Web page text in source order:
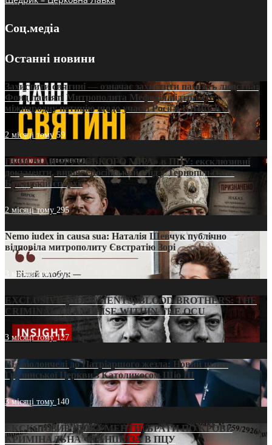
Соц.медіа
Останні новини
Захистити святині — означає захистити пам’ять людства:
Фонд пам’яті Митрополита Мефодія підтримує
міжнародну петицію щодо участі Росії в ЮНЕСКО
2 місяці тому59
ПРИСМАК «РУССЬКОГО МІРА» в ПЦУ: ексклюзивні
документи, вирок і російський слід у Тернопільсько-
Бучацькій єпархії
2 місяці тому 295
Nemo iudex in causa sua: Наталія Шевчук публічно
відповіла митрополиту Євстратію Зорі
3 місяці тому213
EXCLUSIVE (DOCUMENTS)/BLOOD BROTHERS: THE
CRIMINAL FRANCHISE WITHIN THE OCU
3 місяці тому127
Від віолончелі до Патріаршого жезла: Новий шлях
Грузинської Церкви з Католикосом Шіо III
3 місяці тому 140
ЕКСКЛЮЗИВ (ДОКУМЕНТИ)/БРАТИ ПО КРОВІ:
КРИМІНАЛЬНА ФРАНШИЗА В ПЦУ